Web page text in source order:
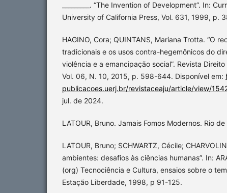
_________. “The Invention of Development”. In:
University of California Press, Vol. 631, 1999, p.
HAGINO, Cora; QUINTANS, Mariana Trotta. “O
tradicionais e os usos contra-­hegemônicos do
violência e a emancipação social”. Revista
Vol. 06, N. 10, 2015, p. 598-­644. Disponível em:
publicacoes.uerj.br/revistaceaju/article/view/
jul. de 2024.
LATOUR, Bruno. Jamais Fomos Modernos. Rio
LATOUR, Bruno; SCHWARTZ, Cécile;
ambientes: desafios às ciências humanas”. In:
(org) Tecnociência e Cultura, ensaios sobre o
Estação Liberdade, 1998, p 91-125.